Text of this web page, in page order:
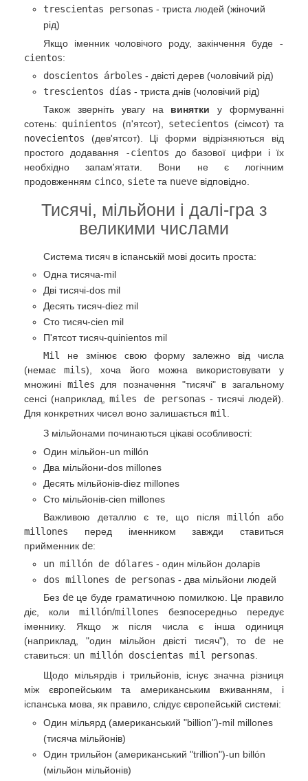
trescientas personas - триста людей (жіночий
рід)
Якщо іменник чоловічого роду, закінчення буде
-
cientos:
doscientos árboles - двісті дерев (чоловічий рід)
trescientos días - триста днів (чоловічий рід)
Також зверніть увагу на винятки у формуванні
сотень: quinientos (п'ятсот), setecientos (сімсот) та
novecientos (дев'ятсот). Ці форми відрізняються від
простого додавання
-cientos до базової цифри і їх
необхідно запам'ятати. Вони не є логічним
продовженням cinco siete та nueve відповідно.
Тисячі, мільйони і далі-гра з
великими числами
Система тисяч в іспанській мові досить проста:
Одна тисяча-mil
Дві тисячі-dos mil
Десять тисяч-diez mil
Сто тисяч-cien mil
П'ятсот тисяч-quinientos mil
Mil
не змінює свою форму залежно від числа
(немаєmils), хоча його можна використовувати у
множині miles для позначення "тисячі" в загальному
сенсі (наприклад, miles de personas - тисячі людей).
Для конкретних чисел воно залишається mil
З мільйонами починаються цікаві особливості:
Один мільйон-un millón
Два мільйони-dos millones
Десять мільйонів-diez millones
Сто мільйонів-cien millones
Важливою деталлю є те, що післяmillón або
millones перед іменником завжди ставиться
прийменник de:
un millón de dólares - один мільйон доларів
dos millones de personas - два мільйони людей
Без deце буде граматичною помилкою. Це правило
діє, коли millón/millones безпосередньо передує
іменнику. Якщо ж після числа є інша одиниця
(наприклад, "один мільйон двісті тисяч"), то deне
ставиться: un millón doscientas mil personas
Щодо мільярдів і трильйонів, існує значна різниця
між європейським та американським вживанням, і
іспанська мова, як правило, слідує європейській системі:
Один мільярд (американський "billion")-mil millones
(тисяча мільйонів)
Один трильйон (американський "trillion")-un billón
(мільйон мільйонів)